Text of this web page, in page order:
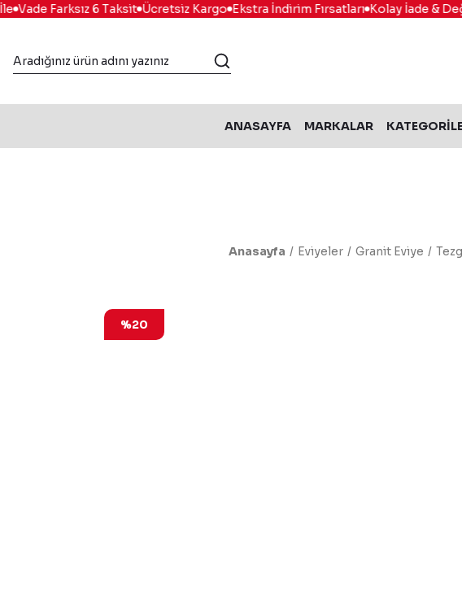
Vade Farksız 6 Taksit Ücretsiz Kargo Ekstra İndirim Fırsatları Kolay İade &
ANASAYFA MARKALAR
Anasayfa Eviyeler Granit Eviye
%20